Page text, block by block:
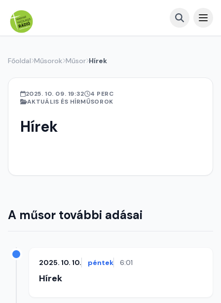
Főoldal Műsorok Műsor Hírek
2025. 10. 09. 19:32
4 PERC
AKTUÁLIS ÉS HÍRMŰSOROK
Hírek
A műsor további adásai
2025. 10. 10. péntek 6:01
Hírek